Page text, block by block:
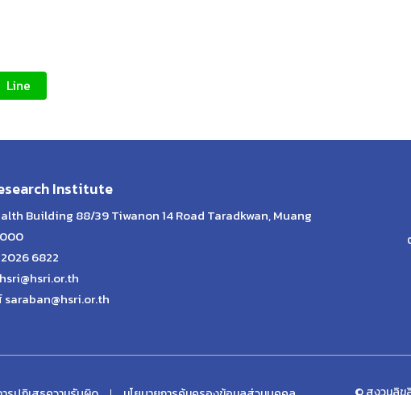
Line
Institute
Building 88/39 Tiwanon 14 Road Taradkwan, Muang
6822